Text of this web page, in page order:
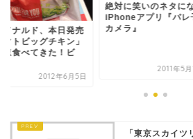
ドナルド、本日発売
マトビッグチキン」
速食べてきた！ビ
2012年6月5日
絶対に笑いのネタに
iPhoneアプリ『パレ
カメラ』
2011年5月
「東京スカイツ